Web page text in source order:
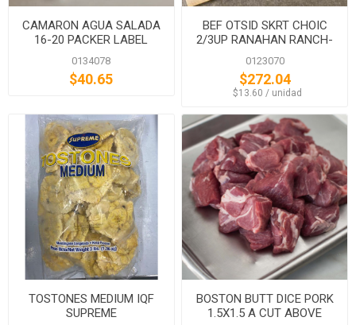
CAMARON AGUA SALADA
16-20 PACKER LABEL
0134078
$40.65
BEF OTSID SKRT CHOIC
2/3UP RANAHAN RANCH-
BLACK ANG
0123070
$272.04
‏‏‎ ‎‏‏‎ ‎$13.60 / unidad
TOSTONES MEDIUM IQF
SUPREME
BOSTON BUTT DICE PORK
1.5X1.5 A CUT ABOVE